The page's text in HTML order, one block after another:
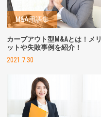
M&A用語集
カーブアウト型M&Aとは！メリ
ットや失敗事例を紹介！
2021.7.30